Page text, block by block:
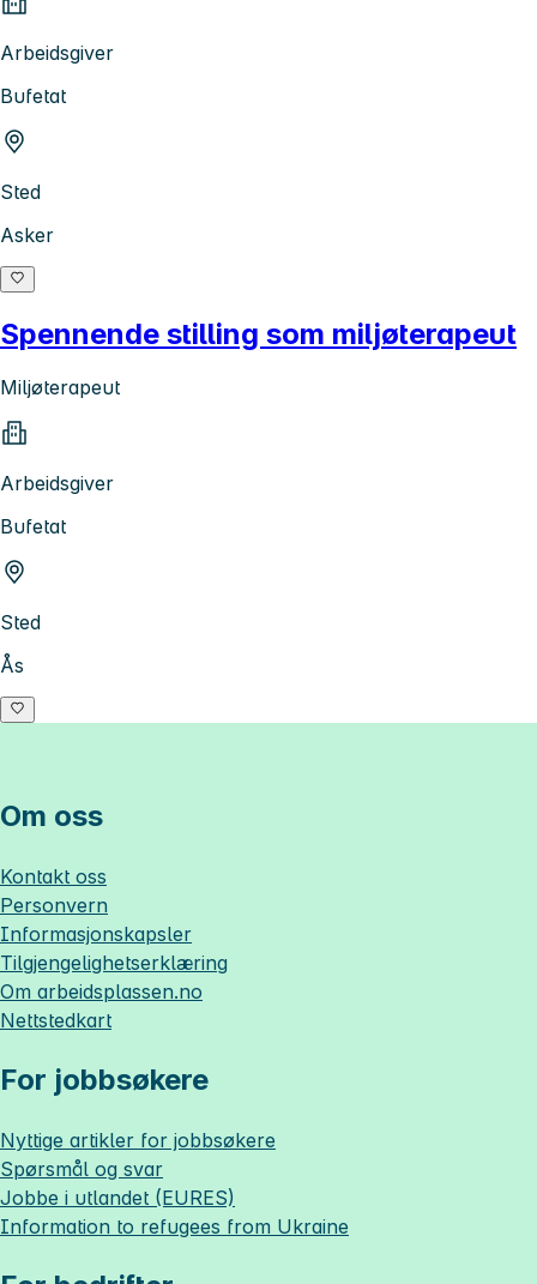
Arbeidsgiver
Bufetat
Sted
Asker
Spennende stilling som miljøterapeut
Miljøterapeut
Arbeidsgiver
Bufetat
Sted
Ås
Om oss
Kontakt oss
Personvern
Informasjonskapsler
Tilgjengelighetserklæring
Om arbeidsplassen.no
Nettstedkart
For jobbsøkere
Nyttige artikler for jobbsøkere
Spørsmål og svar
Jobbe i utlandet (EURES)
Information to refugees from Ukraine